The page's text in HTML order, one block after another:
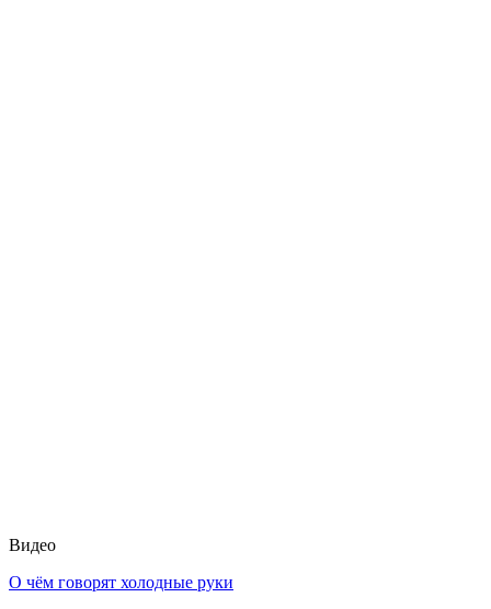
Видео
О чём говорят холодные руки